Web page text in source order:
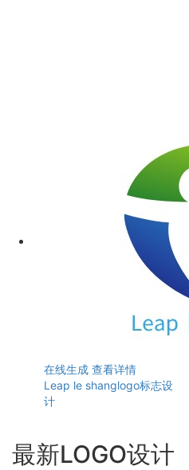
在线生成 查看详情
Leap le shanglogo标志设
计
最新LOGO设计